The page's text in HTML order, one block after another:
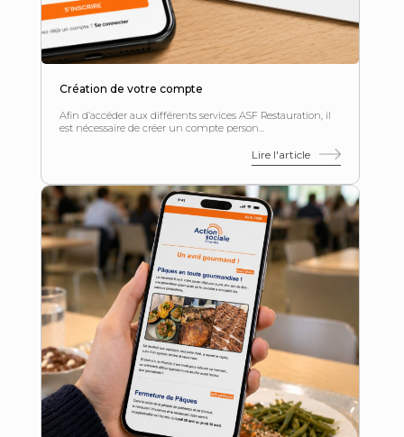
Création de votre compte
Afin d’accéder aux différents services ASF Restauration, il
est nécessaire de créer un compte person...
Lire l'article